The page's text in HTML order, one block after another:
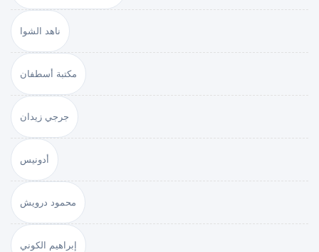
ناهد الشوا
مكتبة أسطفان
جرجي زيدان
أدونيس
محمود درويش
إبراهيم الكوني